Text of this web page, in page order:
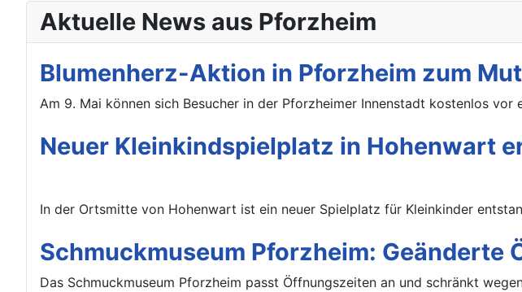
Aktuelle News aus Pforzheim
Blumenherz-Aktion in Pforzheim zum
Am 9. Mai können sich Besucher in der Pforzheimer Innenstadt kostenlos vor
Neuer Kleinkindspielplatz in Hohenwart
In der Ortsmitte von Hohenwart ist ein neuer Spielplatz für Kleinkinder
Schmuckmuseum Pforzheim: Geänderte
Das Schmuckmuseum Pforzheim passt Öffnungszeiten an und schränkt